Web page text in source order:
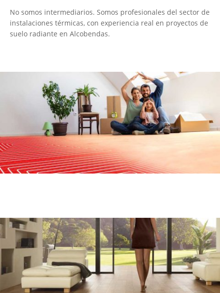
No somos intermediarios. Somos profesionales del sector de
instalaciones térmicas, con experiencia real en proyectos de
suelo radiante en Alcobendas.